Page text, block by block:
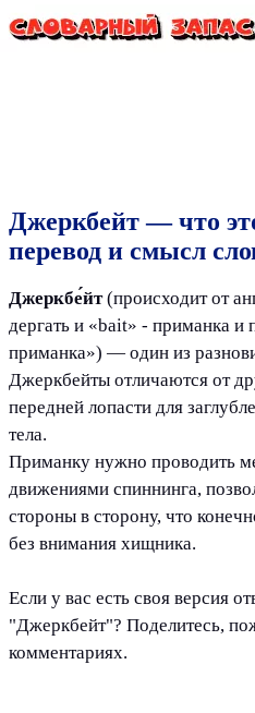
Джеркбейт — что
перевод и смысл
Джеркбе́йт(происходит от
дергать и «bait» - приманка и
приманка») — один из
Джеркбейты отличаются от
передней лопасти для
тела.
Приманку нужно проводить
движениями спиннинга,
стороны в сторону, что
без внимания хищника.
Если у вас есть своя версия
"Джеркбейт"? Поделитесь,
комментариях.